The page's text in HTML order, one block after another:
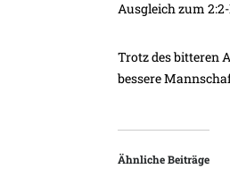
Ausgleich zum
Trotz des bitteren
bessere
Ähnliche Beiträge